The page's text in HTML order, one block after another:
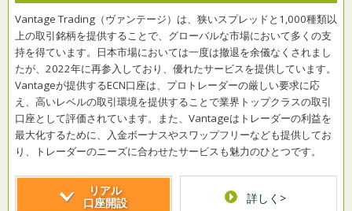
Vantage Trading（ヴァンテージ）は、狭いスプレッドと1,000種類以
上の取引銘柄を提供することで、グローバルな市場において多くの支
持を得ています。日本市場においては一度は撤退を余儀なくされまし
たが、2022年に再参入しており、優れたサービスを提供しています。
Vantageが提供するECN口座は、プロトレーダーの厳しい要求に応
え、高いレベルの取引環境を提供することで業界トップクラスの取引
口座として評価されています。また、Vantageはトレーダーの利益を
最大化するために、入金ボーナスやスワップフリーなども提供してお
り、トレーダーのニーズに合わせたサービスも魅力のひとつです。
リアル
口座開設
詳しく>